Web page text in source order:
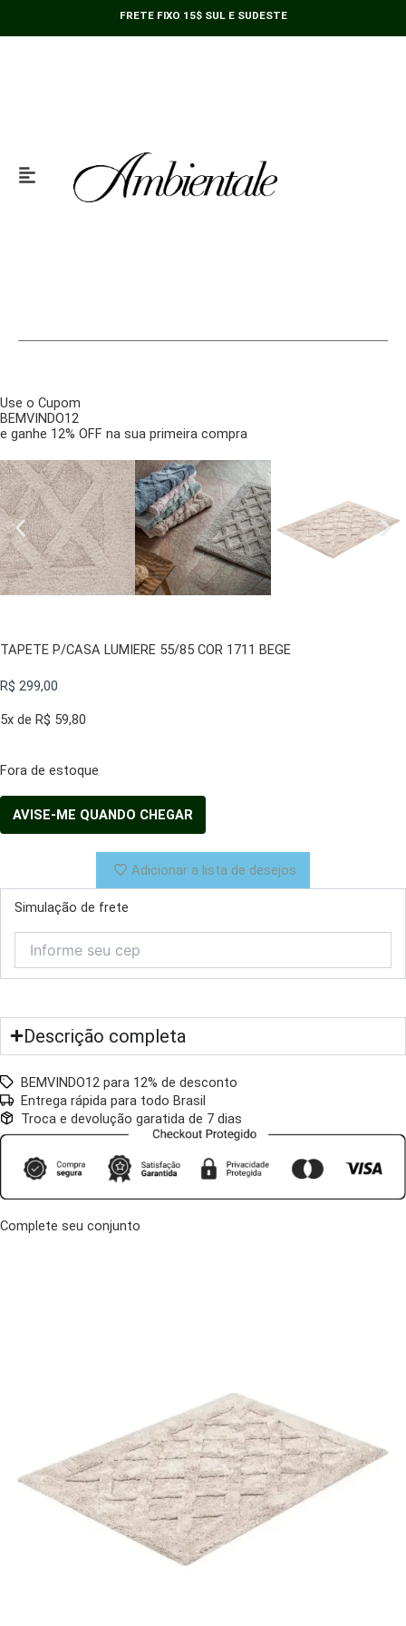
FRETE FIXO 15$ SUL E SUDESTE
Use o Cupom
BEMVINDO12
e ganhe 12% OFF na sua primeira compra
TAPETE P/CASA LUMIERE 55/85 COR 1711 BEGE
R$ 299,00
5x de R$ 59,80
Fora de estoque
Adicionar a lista de desejos
Simulação de frete
Descrição completa
BEMVINDO12 para 12% de desconto
Entrega rápida para todo Brasil
Troca e devolução garatida de 7 dias
Complete seu conjunto